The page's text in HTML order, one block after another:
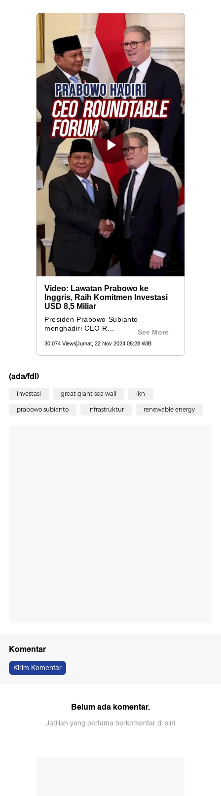
(ada/fdl)
investasi great giant sea wall ikn
prabowo subianto infrastruktur renewable energy
Komentar
Kirim Komentar
Belum ada komentar.
Jadilah yang pertama berkomentar di sini